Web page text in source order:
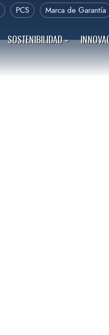
PCS Marca de Garantía
SOSTENIBILIDAD